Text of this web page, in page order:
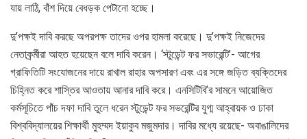
যায় লাঠি, বাঁশ দিয়ে বেধড়ক পেটানো হচ্ছে।
দু’পক্ষই দাবি করছে অপরপক্ষ তাদের ওপর হামলা করেছে। দু’পক্ষই নিজেদের
নেতাকর্র্মীরা আহত হয়েছেন বলে দাবি করেন। ‘স্টুডেন্ট ফর সভারেন্টি’- আগের
গ্রাফিতিটি সংযোজনের দায়ে রাখাল রাহার অপসারণ এবং এর সঙ্গে জড়িত ব্যক্তিদের
চিহ্নিত করে শাস্তির আওতায় আনার দাবি করে। এনসিটিবি’র সামনে আয়োজিত
কর্মসূচিতে পাঁচ দফা দাবি তুলে ধরেন স্টুডেন্ট ফর সভরেন্টির যুগ্ম আহ্বায়ক ও ঢাকা
বিশ্ববিদ্যালয়ের শিক্ষার্থী মুহম্মদ ইয়াকুব মজুমদার। দাবির মধ্যে রয়েছে- অবাঙালিদের